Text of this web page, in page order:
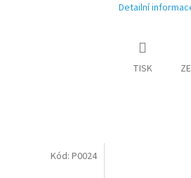
Detailní
TISK
Kód: P0024